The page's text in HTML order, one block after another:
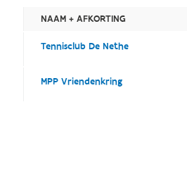
NAAM + AFKORTING
Tennisclub De Nethe
MPP Vriendenkring